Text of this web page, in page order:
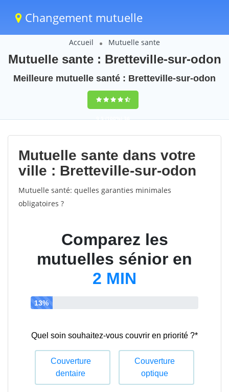
Changement mutuelle
Accueil Mutuelle sante
Mutuelle sante : Bretteville-sur-odon
Meilleure mutuelle santé : Bretteville-sur-odon
9,5(100%)36
votes
Mutuelle sante dans votre
ville : Bretteville-sur-odon
Mutuelle santé: quelles garanties minimales
obligatoires ?